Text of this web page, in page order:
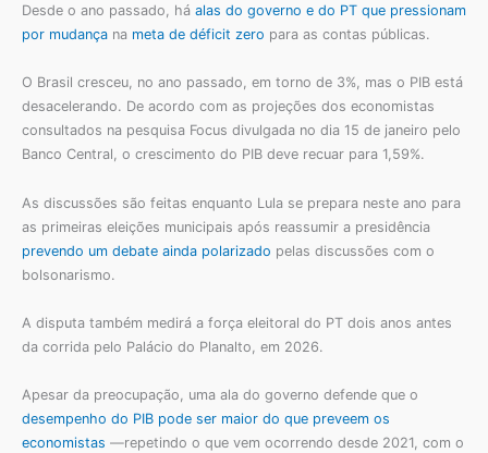
Desde o ano passado, há alas do governo e do PT que pressionam
por mudança na meta de déficit zero para as contas públicas.
O Brasil cresceu, no ano passado, em torno de 3%, mas o PIB está
desacelerando. De acordo com as projeções dos economistas
consultados na pesquisa Focus divulgada no dia 15 de janeiro pelo
Banco Central, o crescimento do PIB deve recuar para 1,59%.
As discussões são feitas enquanto Lula se prepara neste ano para
as primeiras eleições municipais após reassumir a presidência
prevendo um debate ainda polarizado pelas discussões com o
bolsonarismo.
A disputa também medirá a força eleitoral do PT dois anos antes
da corrida pelo Palácio do Planalto, em 2026.
Apesar da preocupação, uma ala do governo defende que o
desempenho do PIB pode ser maior do que preveem os
economistas —repetindo o que vem ocorrendo desde 2021, com o